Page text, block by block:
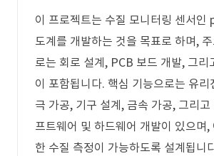
이 프로젝트는 수질 모니터링 센서인
도계를 개발하는 것을 목표로 하며,
로는 회로 설계, PCB 보드 개발, 그리
이 포함됩니다. 핵심 기능으로는 유리
극 가공, 기구 설계, 금속 가공, 그리
프트웨어 및 하드웨어 개발이 있으며,
한 수질 측정이 가능하도록 설계됩니